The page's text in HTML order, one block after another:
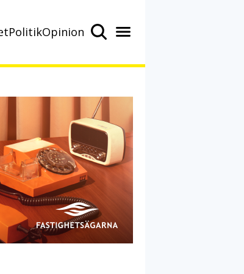
PolitikOpinion